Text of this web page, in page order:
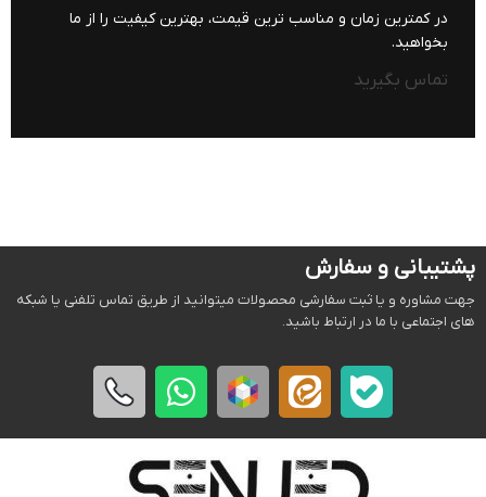
در کمترین زمان و مناسب ترین قیمت، بهترین کیفیت را از ما
بخواهید.
تماس بگیرید
پشتیبانی و سفارش
جهت مشاوره و یا ثبت سفارشی محصولات میتوانید از طریق تماس تلفنی یا شبکه
های اجتماعی با ما در ارتباط باشید.